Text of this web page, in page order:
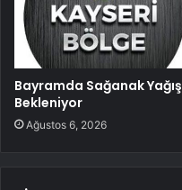
Bayramda Sağanak Yağış
Bekleniyor
Ağustos 6, 2026